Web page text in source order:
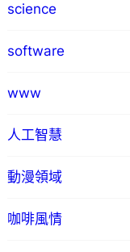
science
software
www
人工智慧
動漫領域
咖啡風情